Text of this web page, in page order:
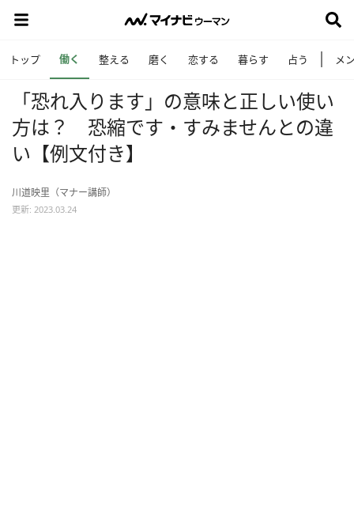
トップ 働く 整える 磨く 恋する 暮らす 占う メ
「恐れ入ります」の意味と正しい使い
方は？ 恐縮です・すみませんとの違
い【例文付き】
川道映里（マナー講師）
更新: 2023.03.24